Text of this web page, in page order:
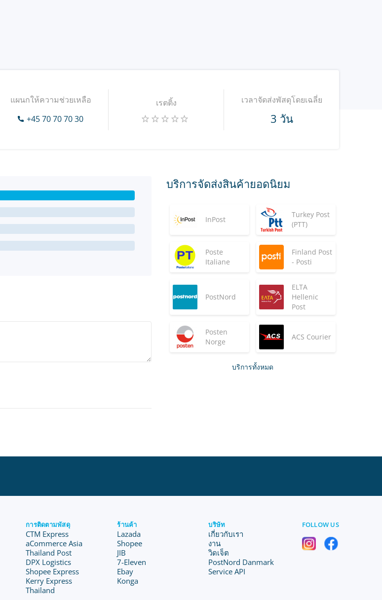
แผนกให้ความช่วยเหลือ
+45 70 70 70 30
เรตติ้ง เวลาจัดส่งพัสดุโดยเฉลี่ย
3 วัน
บริการจัดส่งสินค้ายอดนิยม
InPost
Turkey Post
(PTT)
Poste
Italiane
Finland Post
- Posti
PostNord
ELTA
Hellenic
Post
Posten
Norge
ACS Courier
บริการทั้งหมด
การติดตามพัสดุ
CTM Express
aCommerce Asia
Thailand Post
DPX Logistics
Shopee Express
Kerry Express
Thailand
ร้านค้า
Lazada
Shopee
JIB
7-Eleven
Ebay
Konga
บริษัท
เกี่ยวกับเรา
งาน
วิดเจ็ต
PostNord Danmark
Service API
FOLLOW US